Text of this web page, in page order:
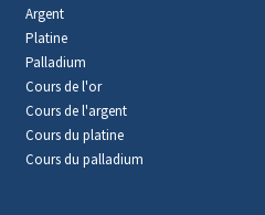
Argent
Platine
Palladium
Cours de l'or
Cours de l'argent
Cours du platine
Cours du palladium